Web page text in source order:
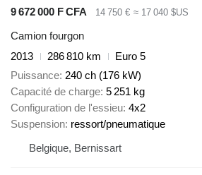
9 672 000 F CFA
14 750 € ≈ 17 040 $US
Camion fourgon
2013
286 810 km
Euro 5
Puissance 240 ch (176 kW)
Capacité de charge 5 251 kg
Configuration de l'essieu 4x2
Suspension ressort/pneumatique
Belgique, Bernissart